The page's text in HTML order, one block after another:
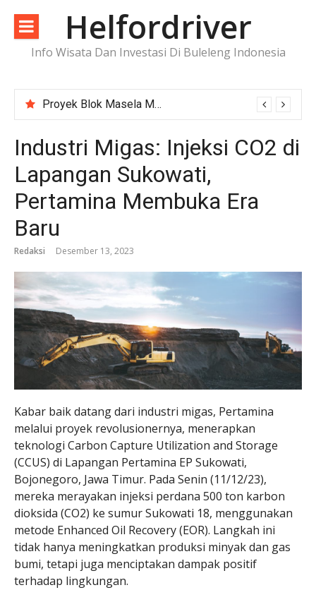
konten
Helfordriver
Info Wisata Dan Investasi Di Buleleng Indonesia
Proyek Blok Masela Makin Dekat ke FID, Investasi Raksasa Siap Menggerakkan Industri Energi
Industri Migas: Injeksi CO2 di
Lapangan Sukowati,
Pertamina Membuka Era
Baru
Redaksi Desember 13, 2023
Kabar baik datang dari industri migas, Pertamina
melalui proyek revolusionernya, menerapkan
teknologi Carbon Capture Utilization and Storage
(CCUS) di Lapangan Pertamina EP Sukowati,
Bojonegoro, Jawa Timur. Pada Senin (11/12/23),
mereka merayakan injeksi perdana 500 ton karbon
dioksida (CO2) ke sumur Sukowati 18, menggunakan
metode Enhanced Oil Recovery (EOR). Langkah ini
tidak hanya meningkatkan produksi minyak dan gas
bumi, tetapi juga menciptakan dampak positif
terhadap lingkungan.